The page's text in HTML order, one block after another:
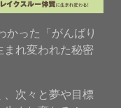
かった「がんばり
まれ変われた秘密
次々と夢や目標